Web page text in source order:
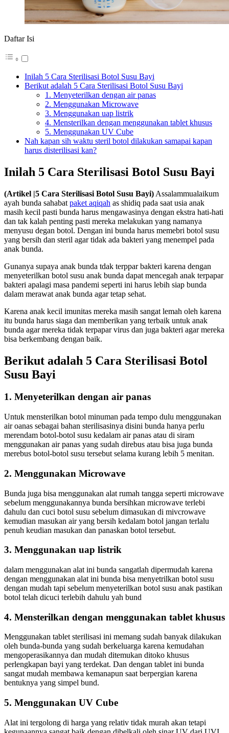
Daftar Isi
Inilah 5 Cara Sterilisasi Botol Susu Bayi
Berikut adalah 5 Cara Sterilisasi Botol Susu Bayi
1. Menyeterilkan dengan air panas
2. Menggunakan Microwave
3. Menggunakan uap listrik
4. Mensterilkan dengan menggunakan tablet khusus
5. Menggunakan UV Cube
Nah kapan sih waktu steril botol dilakukan samapai kapan
harus disterilisasi kan?
Inilah 5 Cara Sterilisasi Botol Susu Bayi
(Artikel |5 Cara Sterilisasi Botol Susu Bayi) Assalammualaikum
ayah bunda sahabat paket aqiqah as shidiq pada saat usia anak
masih kecil pasti bunda harus mengawasinya dengan ekstra hati-hati
dan tak kalah penting pasti mereka melakukan yang namanya
menyusu degan botol. Dengan ini bunda harus memebri botol susu
yang bersih dan steril agar tidak ada bakteri yang menempel pada
anak bunda.
Gunanya supaya anak bunda tdak terppar bakteri karena dengan
menyeterilkan botol susu anak bunda dapat mencegah anak terpapar
bakteri apalagi masa pandemi seperti ini harus lebih siap bunda
dalam merawat anak bunda agar tetap sehat.
Karena anak kecil imunitas mereka masih sangat lemah oleh karena
itu bunda harus siaga dan memberikan yang terbaik untuk anak
bunda agar mereka tidak terpapar virus dan juga bakteri agar mereka
bisa berkembang dengan baik.
Berikut adalah 5 Cara Sterilisasi Botol
Susu Bayi
1. Menyeterilkan dengan air panas
Untuk mensterilkan botol minuman pada tempo dulu menggunakan
air oanas sebagai bahan sterilisasinya disini bunda hanya perlu
merendam botol-botol susu kedalam air panas atau di siram
menggunakan air panas yang sudah direbus atau bisa juga bunda
merebus botol-botol susu tersebut selama kurang lebih 5 menitan.
2. Menggunakan Microwave
Bunda juga bisa menggunakan alat rumah tangga seperti microwave
sebelum menggunakannya bunda bersihkan microwave terlebi
dahulu dan cuci botol susu sebelum dimasukan di mivcrowave
kemudian masukan air yang bersih kedalam botol jangan terlalu
penuh keudian masukan dan panaskan botol tersebut.
3. Menggunakan uap listrik
dalam menggunakan alat ini bunda sangatlah dipermudah karena
dengan menggunakan alat ini bunda bisa menyetrilkan botol susu
dengan mudah tapi sebelum menyeterilkan botol susu anak pastikan
botol telah dicuci terlebih dahulu yah bund
4. Mensterilkan dengan menggunakan tablet khusus
Menggunakan tablet sterilisasi ini memang sudah banyak dilakukan
oleh bunda-bunda yang sudah berkeluarga karena kemudahan
mengoperasikannya dan mudah ditemukan ditoko khusus
perlengkapan bayi yang terdekat. Dan dengan tablet ini bunda
sangat mudah membawa kemanapun saat berpergian karena
bentuknya yang simpel bund.
5. Menggunakan UV Cube
Alat ini tergolong di harga yang relativ tidak murah akan tetapi